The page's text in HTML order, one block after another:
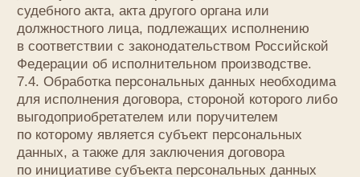
обработку персональных данных с получением и/
или передачей полученной информации
по информационно-телекоммуникационным сетям
или без таковой.
10. Трансграничная передача персональных
данных
10.1. Оператор до начала осуществления
деятельности по трансграничной передаче
персональных данных обязан уведомить
уполномоченный орган по защите прав субъектов
персональных данных о своем намерении
осуществлять трансграничную передачу
персональных данных (такое уведомление
направляется отдельно от уведомления